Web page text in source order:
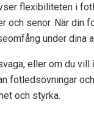
flexibiliteten i
och senor. När din
under dina
eller om du vill
fotledsövningar
och styrka.